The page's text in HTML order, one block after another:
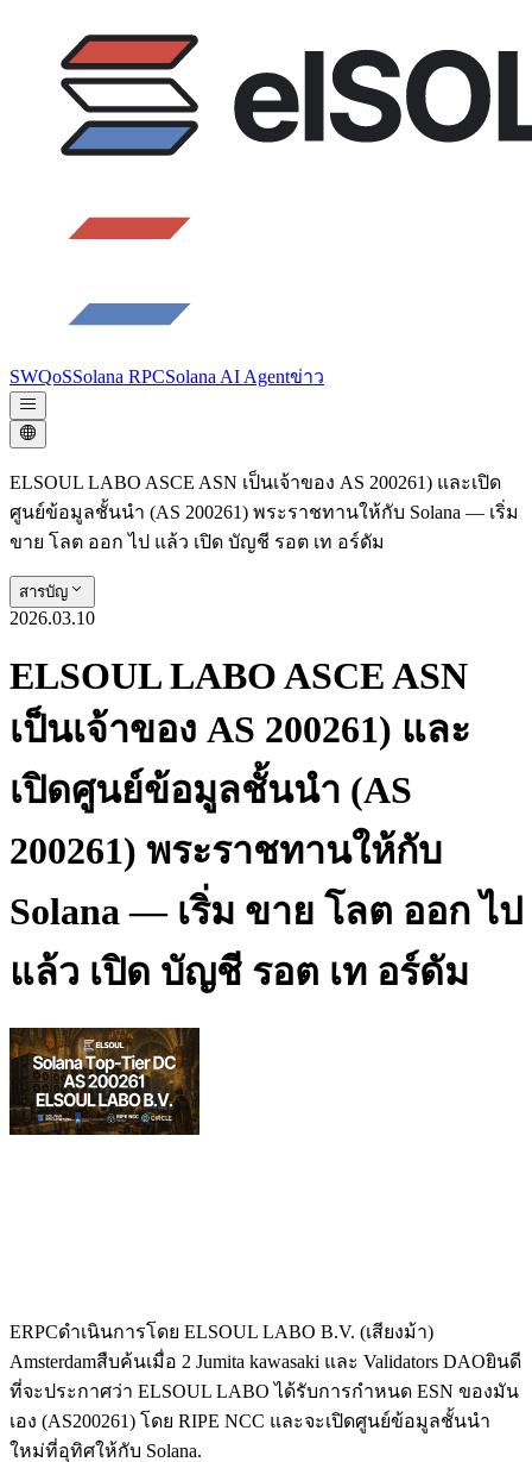
SWQoSSolana RPCSolana AI Agentข่าว
ELSOUL LABO ASCE ASN เป็นเจ้าของ AS 200261) และเปิด
ศูนย์ข้อมูลชั้นนํา (AS 200261) พระราชทานให้กับ Solana — เริ่ม
ขาย โลต ออก ไป แล้ว เปิด บัญชี รอต เท อร์ดัม
สารบัญ
2026.03.10
ELSOUL LABO ASCE ASN
เป็นเจ้าของ AS 200261) และ
เปิดศูนย์ข้อมูลชั้นนํา (AS
200261) พระราชทานให้กับ
Solana — เริ่ม ขาย โลต ออก ไป
แล้ว เปิด บัญชี รอต เท อร์ดัม
ERPCดําเนินการโดย ELSOUL LABO B.V. (เสียงม้า)
Amsterdamสืบค้นเมื่อ 2 Jumita kawasaki และ Validators DAOยินดี
ที่จะประกาศว่า ELSOUL LABO ได้รับการกําหนด ESN ของมัน
เอง (AS200261) โดย RIPE NCC และจะเปิดศูนย์ข้อมูลชั้นนํา
ใหม่ที่อุทิศให้กับ Solana.